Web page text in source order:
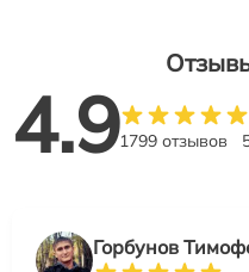
4.91799 отзывов
Горбунов